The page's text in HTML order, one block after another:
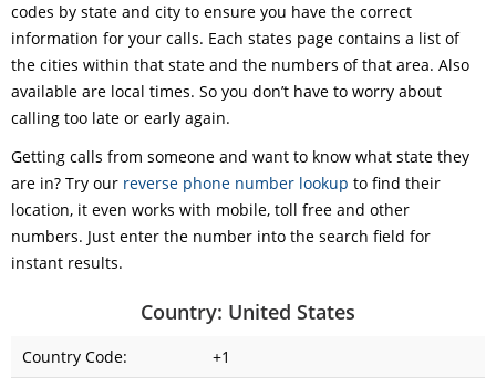
codes by state and city to ensure you have the correct
information for your calls. Each states page contains a list of
the cities within that state and the numbers of that area. Also
available are local times. So you don’t have to worry about
calling too late or early again.
Getting calls from someone and want to know what state they
are in? Try our reverse phone number lookup to find their
location, it even works with mobile, toll free and other
numbers. Just enter the number into the search field for
instant results.
Country: United States
Country Code:
+1